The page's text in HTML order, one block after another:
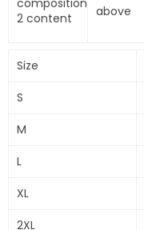
composition
2 content
above
Size
S
M
L
XL
2XL